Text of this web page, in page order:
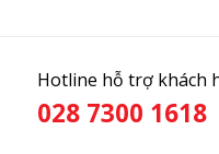
Hotline hỗ trợ khách
028 7300 1618